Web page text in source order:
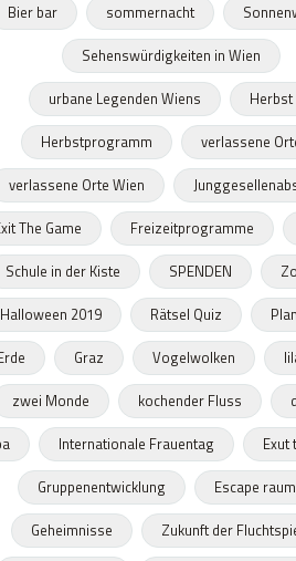
Bier bar
sommernacht
Sehenswürdigkeiten in Wien
urbane Legenden Wiens
Herbst
Herbstprogramm
verlassene
verlassene Orte Wien
The Game
Freizeitprogramme
Schule in der Kiste
SPENDEN
Halloween 2019
Rätsel Quiz
Graz Vogelwolken
zwei Monde
kochender Fluss
Internationale Frauentag
Exut
Gruppenentwicklung
Escape
Geheimnisse
Zukunft der